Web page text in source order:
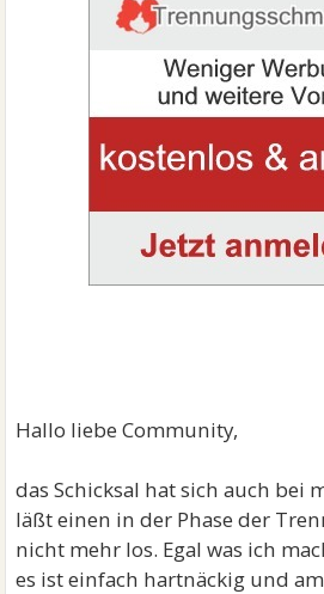
Hallo liebe Community,
das Schicksal hat sich auch bei
läßt einen in der Phase der
nicht mehr los. Egal was ich
es ist einfach hartnäckig und